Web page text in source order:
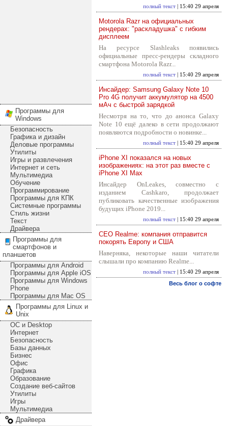
Программы для
Windows
Безопасность
Графика и дизайн
Деловые программы
Утилиты
Игры и развлечения
Интернет и сеть
Мультимедиа
Обучение
Программирование
Программы для КПК
Системные программы
Стиль жизни
Текст
Драйвера
Программы для
смартфонов и
планшетов
Программы для Android
Программы для Apple iOS
Программы для Windows
Phone
Программы для Mac OS
Программы для Linux и
Unix
ОС и Desktop
Интернет
Безопасность
Базы данных
Бизнес
Офис
Графика
Образование
Создание веб-сайтов
Утилиты
Игры
Мультимедиа
Драйвера
полный текст | 15:40 29 апреля
Motorola Razr на официальных
рендерах: "раскладушка" с гибким
дисплеем
На ресурсе Slashleaks появились
официальные пресс-рендеры складного
смартфона Motorola Razr...
полный текст | 15:40 29 апреля
Инсайдер: Samsung Galaxy Note 10
Pro 4G получит аккумулятор на 4500
мАч с быстрой зарядкой
Несмотря на то, что до анонса Galaxy
Note 10 ещё далеко в сети продолжают
появляются подробности о новинке...
полный текст | 15:40 29 апреля
iPhone XI показался на новых
изображениях: на этот раз вместе с
iPhone XI Max
Инсайдер OnLeakes, совместно с
изданием Cashkaro, продолжает
публиковать качественные изображения
будущих iPhone 2019...
полный текст | 15:40 29 апреля
CEO Realme: компания отправится
покорять Европу и США
Наверняка, некоторые наши читатели
слышали про компанию Realme...
полный текст | 15:40 29 апреля
Весь блог о софте